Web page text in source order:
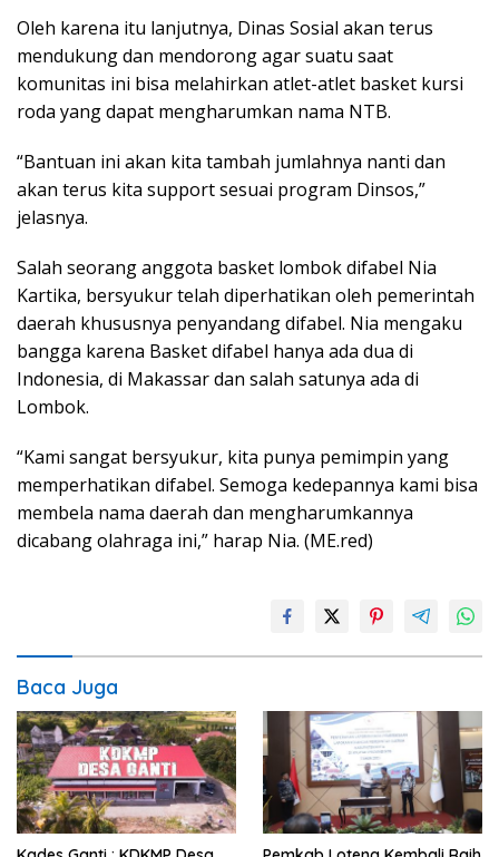
Oleh karena itu lanjutnya, Dinas Sosial akan terus
mendukung dan mendorong agar suatu saat
komunitas ini bisa melahirkan atlet-atlet basket kursi
roda yang dapat mengharumkan nama NTB.
“Bantuan ini akan kita tambah jumlahnya nanti dan
akan terus kita support sesuai program Dinsos,”
jelasnya.
Salah seorang anggota basket lombok difabel Nia
Kartika, bersyukur telah diperhatikan oleh pemerintah
daerah khususnya penyandang difabel. Nia mengaku
bangga karena Basket difabel hanya ada dua di
Indonesia, di Makassar dan salah satunya ada di
Lombok.
“Kami sangat bersyukur, kita punya pemimpin yang
memperhatikan difabel. Semoga kedepannya kami bisa
membela nama daerah dan mengharumkannya
dicabang olahraga ini,” harap Nia. (ME.red)
Baca Juga